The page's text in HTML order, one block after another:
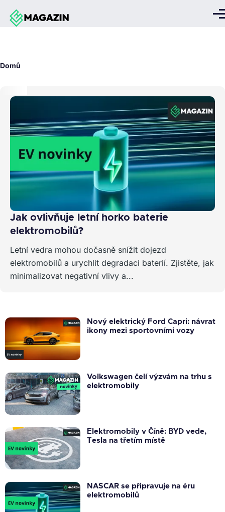
Přejít k hlavnímu obsahu
Domů
Jak ovlivňuje letní horko baterie
elektromobilů?
Letní vedra mohou dočasně snížit dojezd
elektromobilů a urychlit degradaci baterií. Zjistěte, jak
minimalizovat negativní vlivy a...
Nový elektrický Ford Capri: návrat
ikony mezi sportovními vozy
Volkswagen čelí výzvám na trhu s
elektromobily
Elektromobily v Číně: BYD vede,
Tesla na třetím místě
NASCAR se připravuje na éru
elektromobilů